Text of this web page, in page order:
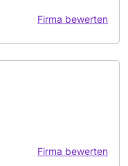
Firma bewerten
Firma bewerten